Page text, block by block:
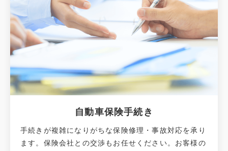
自動車保険手続き
手続きが複雑になりがちな保険修理・事故対応を承り
ます。保険会社との交渉もお任せください。お客様の